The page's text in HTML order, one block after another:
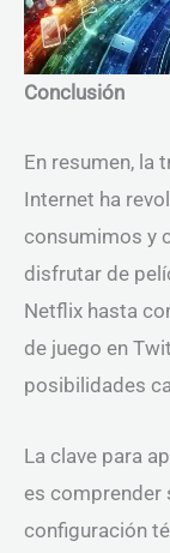
Conclusión
En resumen, la
Internet ha
consumimos y
disfrutar de
Netflix hasta
de juego en
posibilidades
La clave para
es comprender
configuración